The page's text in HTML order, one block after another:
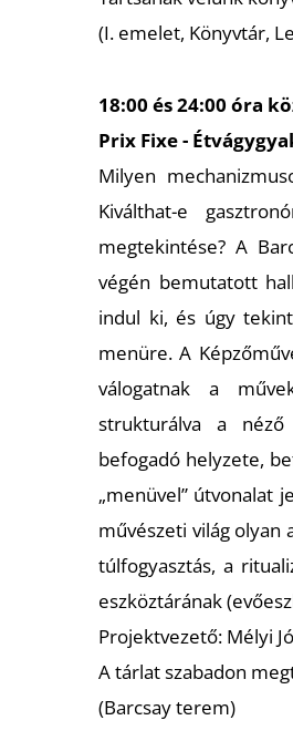
(I. emelet, Könyvtár,
18:00 és 24:00 óra
Prix Fixe -
Milyen
Kiválthat-e
megtekintése? A
végén bemutatott
indul ki, és úgy
menüre. A
válogatnak a
strukturálva a néző
befogadó helyzete,
„menüvel” útvonalat
művészeti világ
túlfogyasztás, a
eszköztárának
Projektvezető: Mélyi
A tárlat szabadon
(Barcsay terem)